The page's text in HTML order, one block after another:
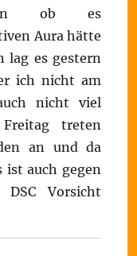
ob es
Aura hätte
lag es gestern
ich nicht am
nicht viel
treten
an und da
auch gegen
Vorsicht